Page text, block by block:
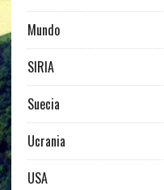
Mundo
SIRIA
Suecia
Ucrania
USA